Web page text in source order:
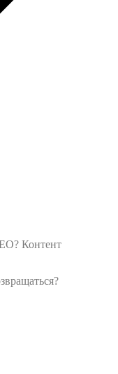
Контент